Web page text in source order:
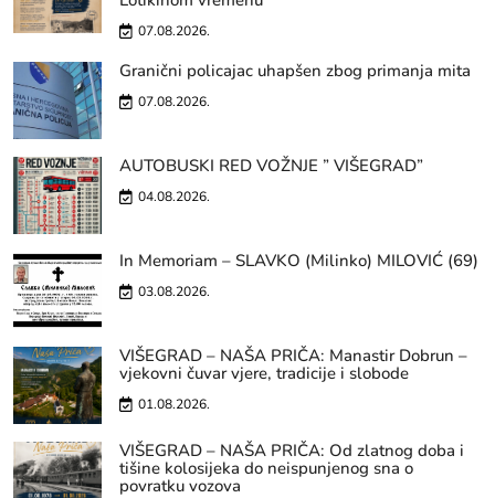
07.08.2026.
Granični policajac uhapšen zbog primanja mita
07.08.2026.
AUTOBUSKI RED VOŽNJE ” VIŠEGRAD”
04.08.2026.
In Memoriam – SLAVKO (Milinko) MILOVIĆ (69)
03.08.2026.
VIŠEGRAD – NAŠA PRIČA: Manastir Dobrun –
vjekovni čuvar vjere, tradicije i slobode
01.08.2026.
VIŠEGRAD – NAŠA PRIČA: Od zlatnog doba i
tišine kolosijeka do neispunjenog sna o
povratku vozova